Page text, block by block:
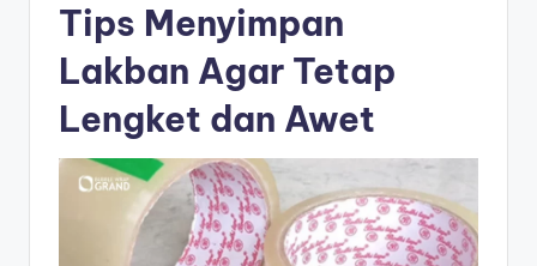
Tips Menyimpan
Lakban Agar Tetap
Lengket dan Awet